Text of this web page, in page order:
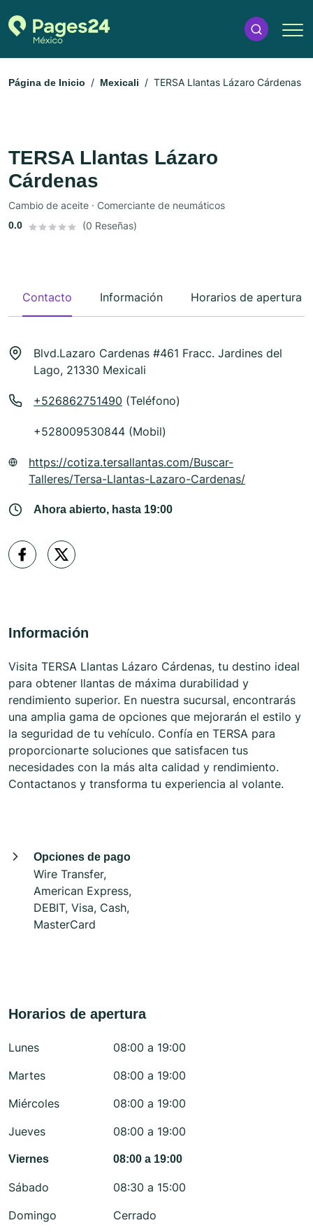
Página de Inicio Mexicali TERSA Llantas Lázaro Cárdenas
TERSA Llantas Lázaro
Cárdenas
Cambio de aceite · Comerciante de neumáticos
0.0 (0 Reseñas)
Contacto Información Horarios de apertura
Blvd.Lazaro Cardenas #461 Fracc. Jardines del
Lago, 21330 Mexicali
+526862751490 (Teléfono)
+528009530844 (Mobil)
https://cotiza.tersallantas.com/Buscar-
Talleres/Tersa-Llantas-Lazaro-Cardenas/
Ahora abierto, hasta 19:00
Información
Visita TERSA Llantas Lázaro Cárdenas, tu destino ideal
para obtener llantas de máxima durabilidad y
rendimiento superior. En nuestra sucursal, encontrarás
una amplia gama de opciones que mejorarán el estilo y
la seguridad de tu vehículo. Confía en TERSA para
proporcionarte soluciones que satisfacen tus
necesidades con la más alta calidad y rendimiento.
Contactanos y transforma tu experiencia al volante.
Opciones de pago
Wire Transfer,
American Express,
DEBIT, Visa, Cash,
MasterCard
Horarios de apertura
Lunes
08:00 a 19:00
Martes
08:00 a 19:00
Miércoles
08:00 a 19:00
Jueves
08:00 a 19:00
Viernes 08:00 a 19:00
Sábado
08:30 a 15:00
Domingo
Cerrado